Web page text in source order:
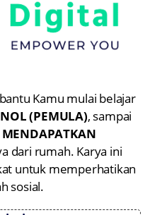
Kamu mulai belajar
(PEMULA), sampai
MENDAPATKAN
dari rumah. Karya ini
untuk memperhatikan
sosial.